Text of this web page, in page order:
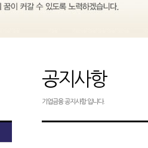
공지사항
기업금융 공지사항 입니다.